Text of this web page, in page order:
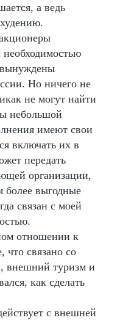
а ведь
необходимостью
Но ничего не
не могут найти
небольшой
имеют свои
включать их в
передать
организации,
более выгодные
связан с моей
отношении к
что связано со
внешний туризм и
как сделать
с внешней